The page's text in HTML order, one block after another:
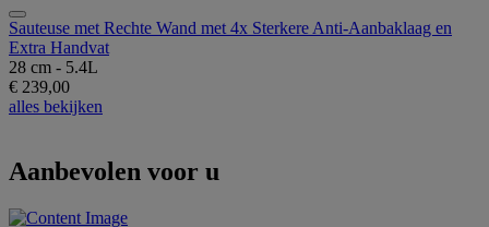
Sauteuse met Rechte Wand met 4x Sterkere Anti-Aanbaklaag en
Extra Handvat
28 cm - 5.4L
€ 239,00
alles bekijken
Aanbevolen voor u